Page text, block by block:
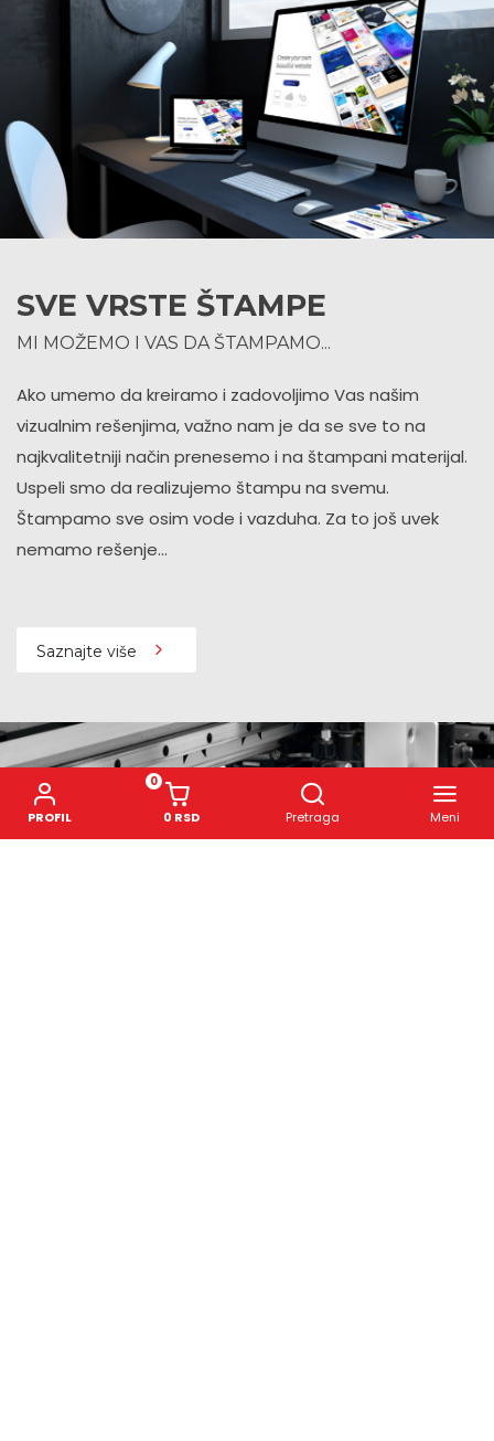
PROFIL
0
0 RSD Pretraga Meni
SVE VRSTE ŠTAMPE
MI MOŽEMO I VAS DA ŠTAMPAMO...
Ako umemo da kreiramo i zadovoljimo Vas našim
vizualnim rešenjima, važno nam je da se sve to na
najkvalitetniji način prenesemo i na štampani materijal.
Uspeli smo da realizujemo štampu na svemu.
Štampamo sve osim vode i vazduha. Za to još uvek
nemamo rešenje...
Saznajte više